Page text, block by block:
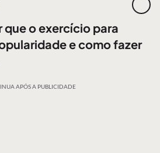
que o exercício para
e como fazer
APÓS A PUBLICIDADE